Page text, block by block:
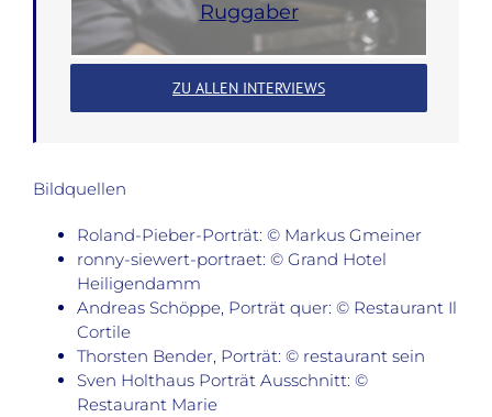
Ruggaber
ZU ALLEN INTERVIEWS
Bildquellen
Roland-Pieber-Porträt: © Markus Gmeiner
ronny-siewert-portraet: © Grand Hotel
Heiligendamm
Andreas Schöppe, Porträt quer: © Restaurant Il
Cortile
Thorsten Bender, Porträt: © restaurant sein
Sven Holthaus Porträt Ausschnitt: ©
Restaurant Marie